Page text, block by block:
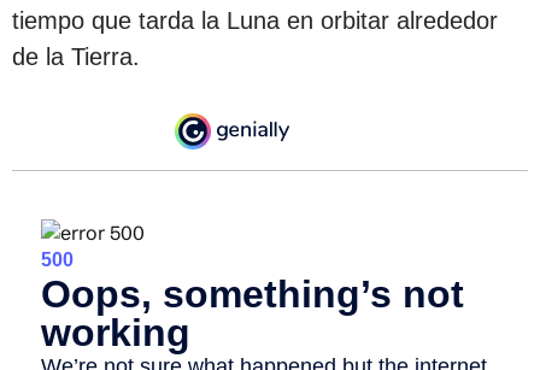
tiempo que tarda la Luna en orbitar alrededor
de la Tierra.